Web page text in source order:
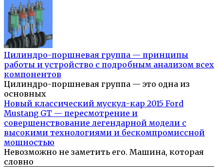
Цилиндро-поршневая группа — принципы
работы и устройство с подробным анализом всех
компонентов
Цилиндро-поршневая группа — это одна из
основных
Новый классический мускул-кар 2015 Ford
Mustang GT — пересмотрение и
совершенствование легендарной модели с
высокими технологиями и бескомпромиссной
мощностью
Невозможно не заметить его. Машина, которая
словно